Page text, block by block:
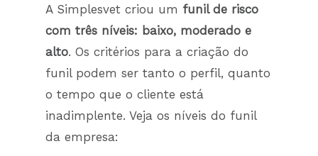
A Simplesvet criou um funil de risco
com três níveis: baixo, moderado e
alto. Os critérios para a criação do
funil podem ser tanto o perfil, quanto
o tempo que o cliente está
inadimplente. Veja os níveis do funil
da empresa: